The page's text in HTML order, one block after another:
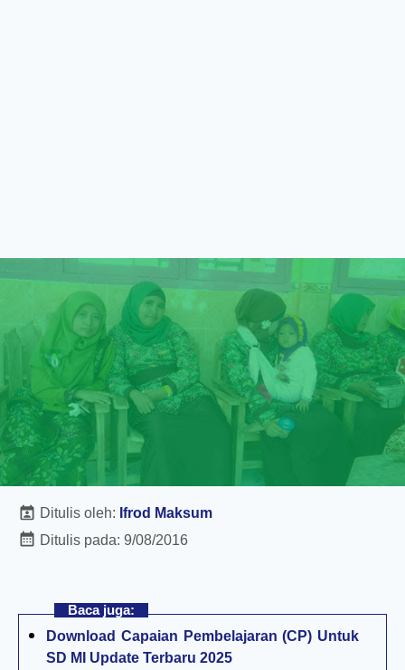
Ditulis oleh: Ifrod Maksum
Ditulis pada: 9/08/2016
Baca juga:
Download Capaian Pembelajaran (CP) Untuk
SD MI Update Terbaru 2025